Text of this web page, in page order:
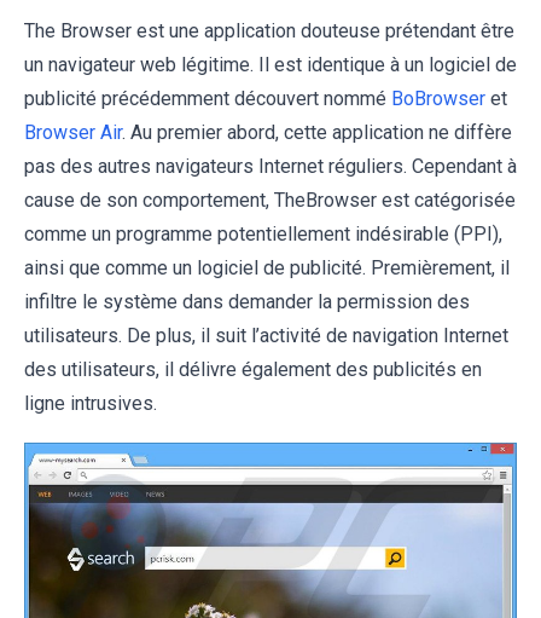
The Browser est une application douteuse prétendant être
un navigateur web légitime. Il est identique à un logiciel de
publicité précédemment découvert nommé BoBrowser et
Browser Air. Au premier abord, cette application ne diffère
pas des autres navigateurs Internet réguliers. Cependant à
cause de son comportement, TheBrowser est catégorisée
comme un programme potentiellement indésirable (PPI),
ainsi que comme un logiciel de publicité. Premièrement, il
infiltre le système dans demander la permission des
utilisateurs. De plus, il suit l’activité de navigation Internet
des utilisateurs, il délivre également des publicités en
ligne intrusives.